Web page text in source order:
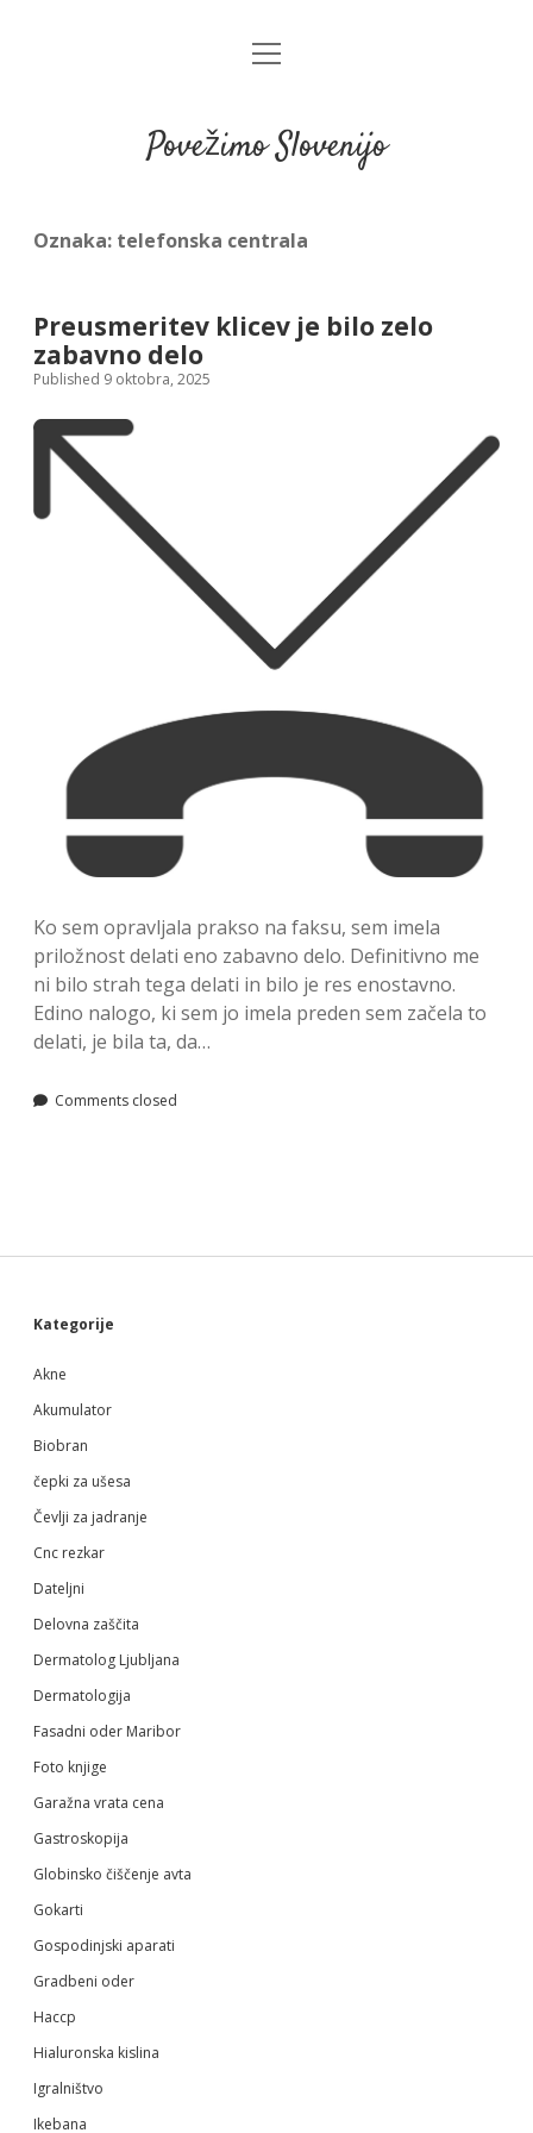
open
Povežimo Slovenijo
Oznaka: telefonska centrala
Preusmeritev klicev je bilo zelo
zabavno delo
Published 9 oktobra, 2025
Ko sem opravljala prakso na faksu, sem imela
priložnost delati eno zabavno delo. Definitivno me
ni bilo strah tega delati in bilo je res enostavno.
Edino nalogo, ki sem jo imela preden sem začela to
delati, je bila ta, da…
Comments closed
Sidebar
Kategorije
Akne
Akumulator
Biobran
čepki za ušesa
Čevlji za jadranje
Cnc rezkar
Dateljni
Delovna zaščita
Dermatolog Ljubljana
Dermatologija
Fasadni oder Maribor
Foto knjige
Garažna vrata cena
Gastroskopija
Globinsko čiščenje avta
Gokarti
Gospodinjski aparati
Gradbeni oder
Haccp
Hialuronska kislina
Igralništvo
Ikebana